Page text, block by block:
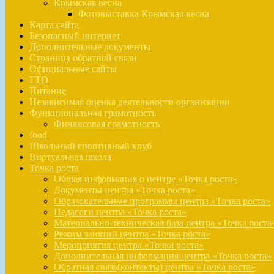
Крымская весна
Фотовыставка Крымская весна
Карта сайта
Безопасный интернет
Дополнительные документы
Страница обратной связи
Официальные сайты
ГТО
Питание
Независимая оценка деятельности организации
Функциональная грамотность
Финансовая грамотность
food
Школьный спортивный клуб
Виртуальная школа
Точка роста
Общая информация о центре «Точка роста»
Документы центра «Точка роста»
Образовательные программы центра «Точка роста»
Педагоги центра «Точка роста»
Материально-техническая база центра «Точка
Режим занятий центра «Точка роста»
Мероприятия центра «Точка роста»
Дополнительная информация центра «Точка роста»
Обратная связь(контакты) центра «Точка роста»